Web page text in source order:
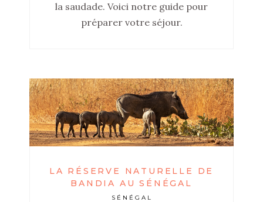
la saudade. Voici notre guide pour
préparer votre séjour.
LA RÉSERVE NATURELLE DE
BANDIA AU SÉNÉGAL
SÉNÉGAL